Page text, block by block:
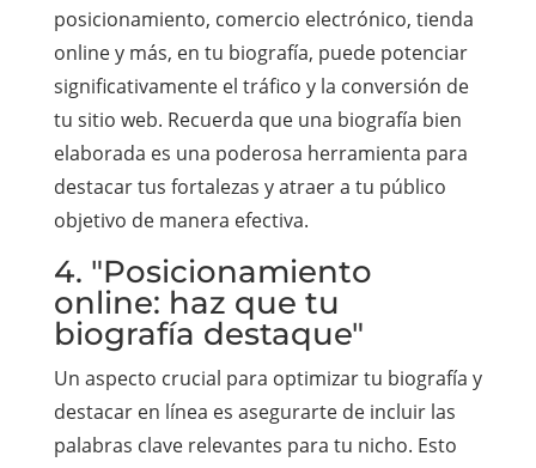
posicionamiento, comercio electrónico, tienda
online y más, en tu biografía, puede potenciar
significativamente el tráfico y la conversión de
tu sitio web. Recuerda que una biografía bien
elaborada es una poderosa herramienta para
destacar tus fortalezas y atraer a tu público
objetivo de manera efectiva.
4. "Posicionamiento
online: haz que tu
biografía destaque"
Un aspecto crucial para optimizar tu biografía y
destacar en línea es asegurarte de incluir las
palabras clave relevantes para tu nicho. Esto